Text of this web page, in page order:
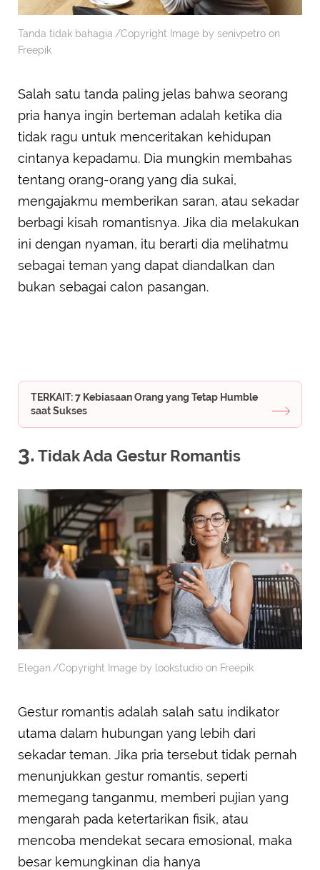
Tanda tidak bahagia./Copyright Image by senivpetro on
Freepik
Salah satu tanda paling jelas bahwa seorang
pria hanya ingin berteman adalah ketika dia
tidak ragu untuk menceritakan kehidupan
cintanya kepadamu. Dia mungkin membahas
tentang orang-orang yang dia sukai,
mengajakmu memberikan saran, atau sekadar
berbagi kisah romantisnya. Jika dia melakukan
ini dengan nyaman, itu berarti dia melihatmu
sebagai teman yang dapat diandalkan dan
bukan sebagai calon pasangan.
TERKAIT: 7 Kebiasaan Orang yang Tetap Humble
saat Sukses
3. Tidak Ada Gestur Romantis
Elegan./Copyright Image by lookstudio on Freepik
Gestur romantis adalah salah satu indikator
utama dalam hubungan yang lebih dari
sekadar teman. Jika pria tersebut tidak pernah
menunjukkan gestur romantis, seperti
memegang tanganmu, memberi pujian yang
mengarah pada ketertarikan fisik, atau
mencoba mendekat secara emosional, maka
besar kemungkinan dia hanya